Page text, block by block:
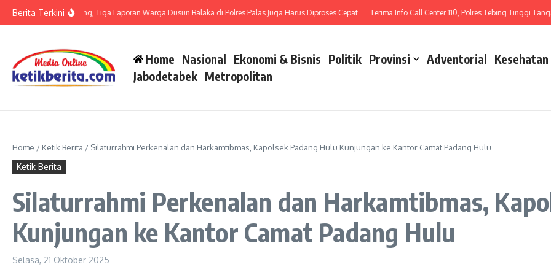
Berita Terkini
LP di Polsek Barteng, Tiga Laporan Warga Dusun Balaka di Polres Palas Juga Harus Diproses Cepat Terima Info Call Center 110, Polres Tebing Tinggi Tangani
Home Nasional Ekonomi & Bisnis Politik Provinsi Adventorial Kesehatan
Jabodetabek Metropolitan
Home / Ketik Berita / Silaturrahmi Perkenalan dan Harkamtibmas, Kapolsek Padang Hulu Kunjungan ke Kantor Camat Padang Hulu
Ketik Berita
Silaturrahmi Perkenalan dan Harkamtibmas,
Kunjungan ke Kantor Camat Padang Hulu
Selasa, 21 Oktober 2025